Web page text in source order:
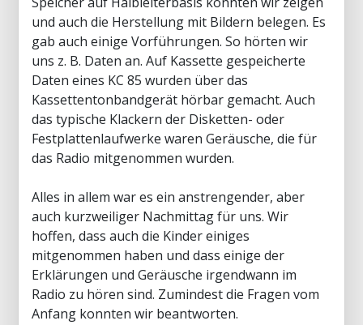
und auch die Herstellung mit Bildern belegen. Es
gab auch einige Vorführungen. So hörten wir
uns z. B. Daten an. Auf Kassette gespeicherte
Daten eines KC 85 wurden über das
Kassettentonbandgerät hörbar gemacht. Auch
das typische Klackern der Disketten- oder
Festplattenlaufwerke waren Geräusche, die für
das Radio mitgenommen wurden.
Alles in allem war es ein anstrengender, aber
auch kurzweiliger Nachmittag für uns. Wir
hoffen, dass auch die Kinder einiges
mitgenommen haben und dass einige der
Erklärungen und Geräusche irgendwann im
Radio zu hören sind. Zumindest die Fragen vom
Anfang konnten wir beantworten.